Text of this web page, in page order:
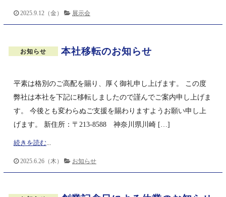
2025.9.12（金） 展示会
お知らせ 本社移転のお知らせ
平素は格別のご高配を賜り、厚く御礼申し上げます。 この度
弊社は本社を下記に移転しましたので謹んでご案内申し上げま
す。 今後とも変わらぬご支援を賜わりますようお願い申し上
げます。 新住所：〒213-8588 神奈川県川崎 […]
続きを読む
2025.6.26（木） お知らせ